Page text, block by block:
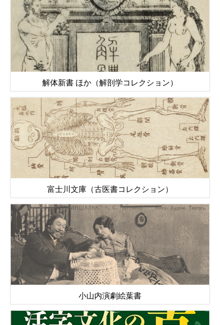
解体新書 ほか（解剖学コレクション）
富士川文庫（古医書コレクション）
小山内演劇絵葉書